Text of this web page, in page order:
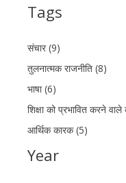
Tags
संचार (9)
तुलनात्मक राजनीति (8)
भाषा (6)
शिक्षा को प्रभावित करने
आर्थिक कारक (5)
Year